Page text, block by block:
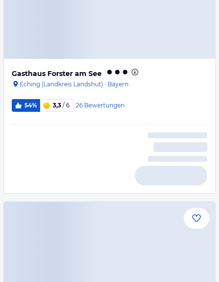
Gasthaus Forster am See
Eching (Landkreis Landshut) · Bayern
54% 3,3 / 6 26 Bewertungen